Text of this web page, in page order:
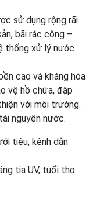
sử dụng rộng rãi
bãi rác công –
thống xử lý nước
cao và kháng hóa
vệ hồ chứa, đập
với môi trường.
nguyên nước.
tiêu, kênh dẫn
tia UV, tuổi thọ